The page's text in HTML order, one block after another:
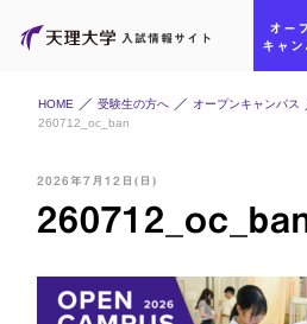
入試情報サイト
オー
キャン
HOME 受験生の方へ オープンキャンパス
260712_oc_ban
2026年7月12日(日)